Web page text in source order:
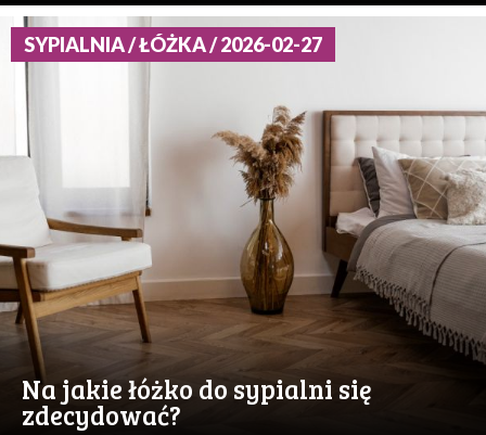
SYPIALNIA / ŁÓŻKA / 2026-02-27
Na jakie łóżko do sypialni się
zdecydować?